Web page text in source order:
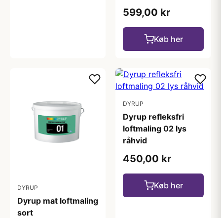
599,00 kr
Køb her
DYRUP
Dyrup mat loftmaling
sort
DYRUP
Dyrup refleksfri
loftmaling 02 lys
råhvid
450,00 kr
Køb her